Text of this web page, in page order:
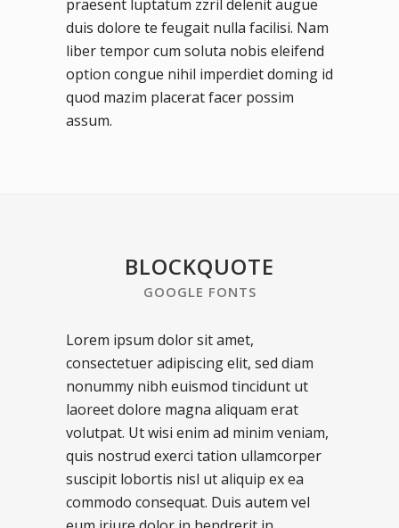
praesent luptatum zzril delenit augue
duis dolore te feugait nulla facilisi. Nam
liber tempor cum soluta nobis eleifend
option congue nihil imperdiet doming id
quod mazim placerat facer possim
assum.
BLOCKQUOTE
GOOGLE FONTS
Lorem ipsum dolor sit amet,
consectetuer adipiscing elit, sed diam
nonummy nibh euismod tincidunt ut
laoreet dolore magna aliquam erat
volutpat. Ut wisi enim ad minim veniam,
quis nostrud exerci tation ullamcorper
suscipit lobortis nisl ut aliquip ex ea
commodo consequat. Duis autem vel